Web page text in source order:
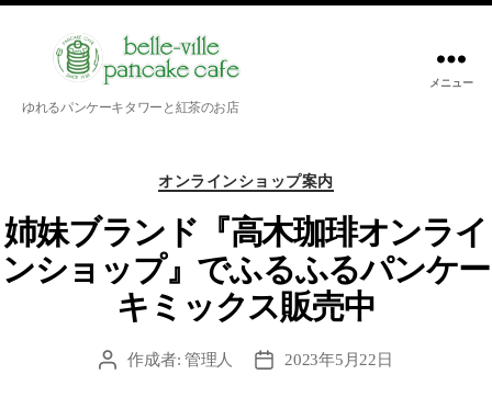
belle-
ゆれるパンケーキタワーと紅茶のお店
メニュー
カ
テ
ゴ
リ
ー
オンラインショップ案内
姉妹ブランド『高木珈琲オンライ
ンショップ』でふるふるパンケー
キミックス販売中
投
作成者: 管理人
投
2023年5月22日